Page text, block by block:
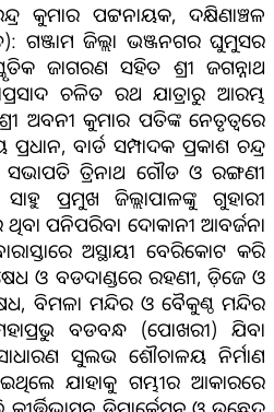
କୁମାର ପଟ୍ଟନାୟକ, ଦକ୍ଷିଣାଞ୍ଚଳ
ଗଞ୍ଜାମ ଜିଲ୍ଲା ଭଞ୍ଜନଗର ଘୁମୁସର
ଜାଗରଣ ସହିତ ଶ୍ରୀ ଜଗନ୍ନାଥ
ଚଳିତ ରଥ ଯାତ୍ରାରୁ ଆରମ୍ଭ
ଅବନୀ କୁମାର ପତିଙ୍କ ନେତୃତ୍ବରେ
ବାର୍ଡ ସମ୍ପାଦକ ପ୍ରକାଶ ଚନ୍ଦ୍ର
ତ୍ରିନାଥ ଗୌଡ ଓ ରଙ୍ଗଣୀ
ପ୍ରମୁଖ ଜିଲ୍ଲାପାଳଙ୍କୁ ଗୁହାରୀ
ପନିପରିବା ଦୋକାନୀ ଆବର୍ଜନା
ଅସ୍ଥାୟୀ ବେରିକୋଟ କରି
ଓ ବଡଦାଣ୍ଡରେ ରହଣୀ, ଡ଼ିଜେ ଓ
ବିମଳା ମନ୍ଦିର ଓ ବୈକୁଣ୍ଠ ମନ୍ଦିର
ବଡବନ୍ଧ (ପୋଖରୀ) ଯିବା
ସୁଲଭ ଶୌଚାଳୟ ନିର୍ମାଣ
ଯାହାକୁ ଗମ୍ଭୀର ଆକାରରେ